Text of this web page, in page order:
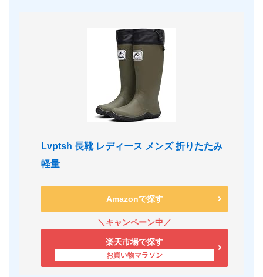
Lvptsh 長靴 レディース メンズ 折りたたみ
軽量
Amazonで探す
楽天市場で探す